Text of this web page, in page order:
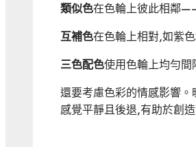
類似色在色輪上彼此相鄰
互補色在色輪上相對,如紫
三色配色使用色輪上均勻間
還要考慮色彩的情感影響
感覺平靜且後退,有助於創造